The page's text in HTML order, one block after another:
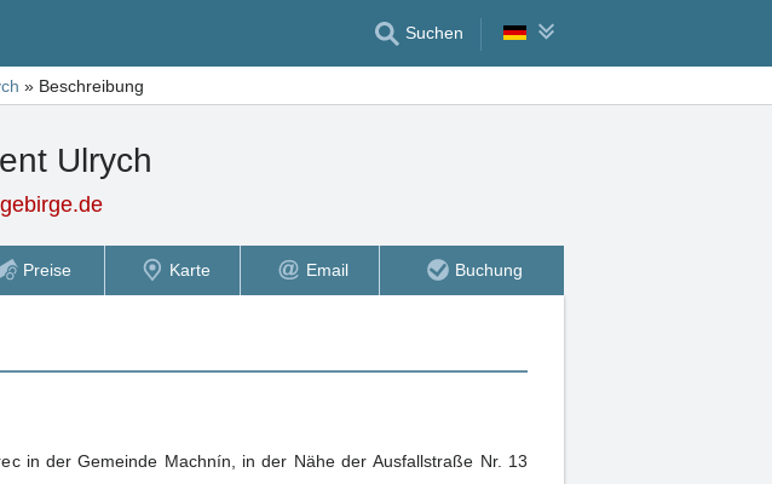
Suchen
» Beschreibung
Ulrych
Preise Karte Email Buchung
in der Gemeinde Machnín, in der Nähe der Ausfallstraße Nr. 13